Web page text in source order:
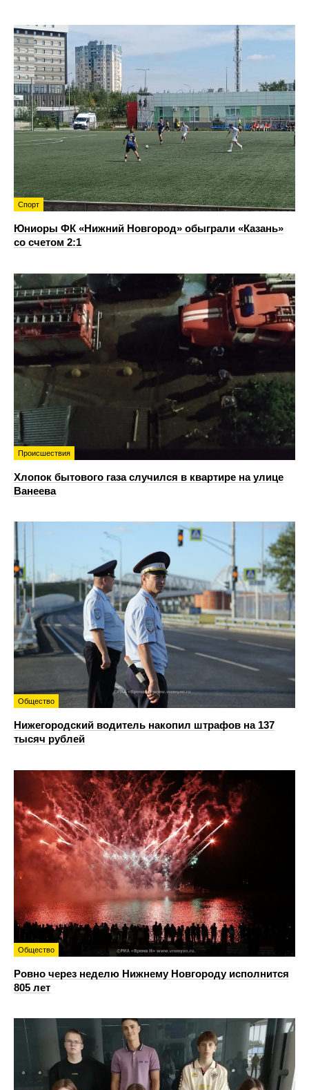
Спорт
Юниоры ФК «Нижний Новгород» обыграли «Казань»
со счетом 2:1
Происшествия
Хлопок бытового газа случился в квартире на улице
Ванеева
Общество
Нижегородский водитель накопил штрафов на 137
тысяч рублей
Общество
Ровно через неделю Нижнему Новгороду исполнится
805 лет